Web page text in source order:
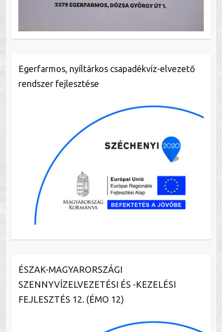
Egerfarmos, nyíltárkos csapadékvíz-elvezető
rendszer fejlesztése
ÉSZAK-MAGYARORSZÁGI
SZENNYVÍZELVEZETÉSI ÉS -KEZELÉSI
FEJLESZTÉS 12. (ÉMO 12)